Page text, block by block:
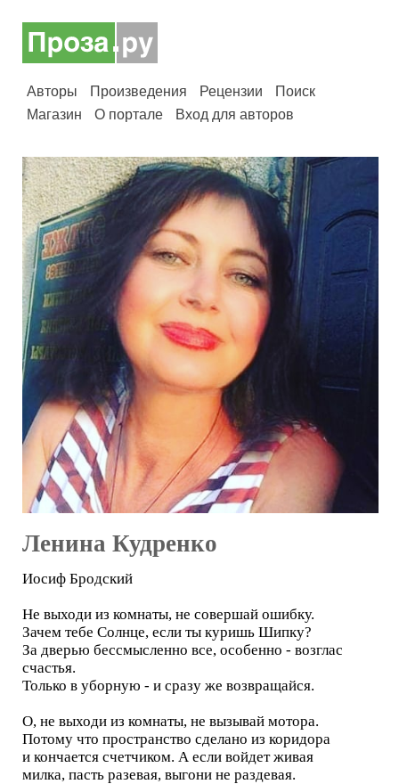
Авторы Произведения Рецензии
Поиск
Магазин
О портале Вход для авторов
Ленина Кудренко
Иосиф Бродский
Не выходи из комнаты, не совершай ошибку.
Зачем тебе Солнце, если ты куришь Шипку?
За дверью бессмысленно все, особенно - возглас
счастья.
Только в уборную - и сразу же возвращайся.
О, не выходи из комнаты, не вызывай мотора.
Потому что пространство сделано из коридора
и кончается счетчиком. А если войдет живая
милка, пасть разевая, выгони не раздевая.